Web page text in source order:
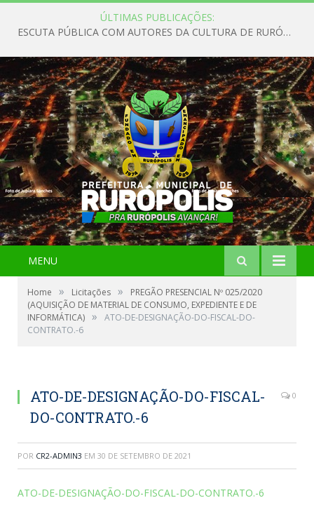
ÚLTIMAS PUBLICAÇÕES:
ESCUTA PÚBLICA COM AUTORES DA CULTURA DE RURÓPOLIS
MENU
Home » Licitações »
PREGÃO PRESENCIAL Nº 025/2020
(AQUISIÇÃO DE MATERIAL DE CONSUMO, EXPEDIENTE E DE
INFORMÁTICA) »
ATO-DE-DESIGNAÇÃO-DO-FISCAL-DO-
CONTRATO.-6
ATO-DE-DESIGNAÇÃO-DO-FISCAL-
DO-CONTRATO.-6
0
POR CR2-ADMIN3 EM 30 DE SETEMBRO DE 2021
ATO-DE-DESIGNAÇÃO-DO-FISCAL-DO-CONTRATO.-6